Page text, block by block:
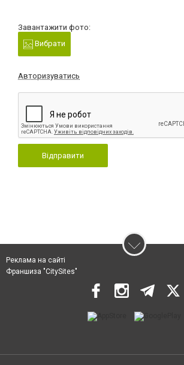
Завантажити фото:
Вибрати
Авторизуватись
Відправити
Реклама на сайті
Франшиза "CitySites"